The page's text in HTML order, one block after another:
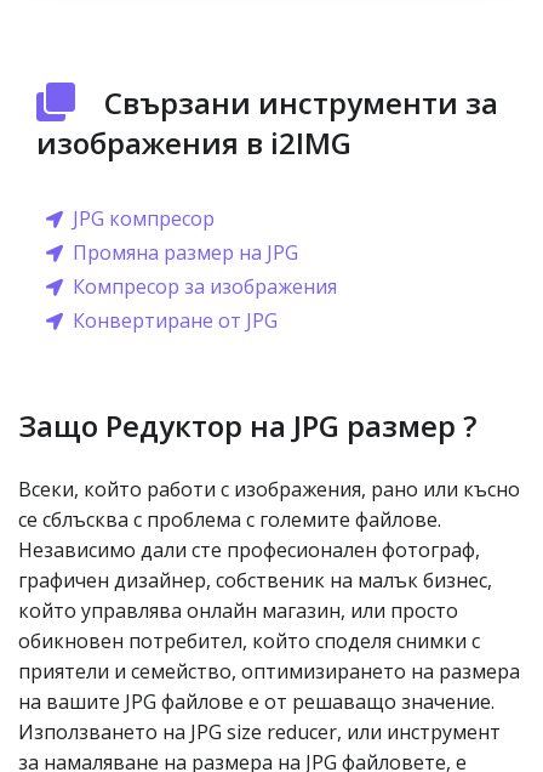
Свързани инструменти за
изображения в i2IMG
JPG компресор
Промяна размер на JPG
Компресор за изображения
Конвертиране от JPG
Защо Редуктор на JPG размер ?
Всеки, който работи с изображения, рано или късно
се сблъсква с проблема с големите файлове.
Независимо дали сте професионален фотограф,
графичен дизайнер, собственик на малък бизнес,
който управлява онлайн магазин, или просто
обикновен потребител, който споделя снимки с
приятели и семейство, оптимизирането на размера
на вашите JPG файлове е от решаващо значение.
Използването на JPG size reducer, или инструмент
за намаляване на размера на JPG файловете, е